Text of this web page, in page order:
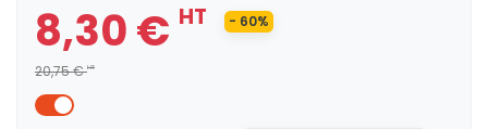
8,30 € HT
20,75 €HT
- 60%